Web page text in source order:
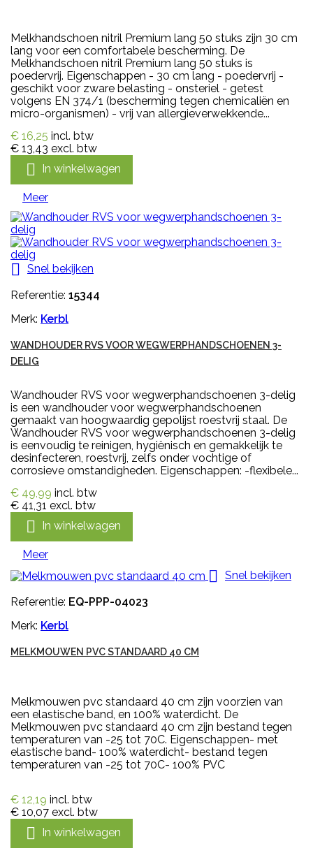
Melkhandschoen nitril Premium lang 50 stuks zijn 30 cm
lang voor een comfortabele bescherming. De
Melkhandschoen nitril Premium lang 50 stuks is
poedervrij. Eigenschappen - 30 cm lang - poedervrij -
geschikt voor zware belasting - onsteriel - getest
volgens EN 374/1 (bescherming tegen chemicaliën en
micro-organismen) - vrij van allergieverwekkende...
€ 16,25 incl. btw
€ 13,43 excl. btw
 In winkelwagen
Meer
 Snel bekijken
Referentie: 15344
Merk: Kerbl
WANDHOUDER RVS VOOR WEGWERPHANDSCHOENEN 3-
DELIG
Wandhouder RVS voor wegwerphandschoenen 3-delig
is een wandhouder voor wegwerphandschoenen
gemaakt van hoogwaardig gepolijst roestvrij staal. De
Wandhouder RVS voor wegwerphandschoenen 3-delig
is eenvoudig te reinigen, hygiënisch en gemakkelijk te
desinfecteren, roestvrij, zelfs onder vochtige of
corrosieve omstandigheden. Eigenschappen: -flexibele...
€ 49,99 incl. btw
€ 41,31 excl. btw
 In winkelwagen
Meer
 Snel bekijken
Referentie: EQ-PPP-04023
Merk: Kerbl
MELKMOUWEN PVC STANDAARD 40 CM
Melkmouwen pvc standaard 40 cm zijn voorzien van
een elastische band, en 100% waterdicht. De
Melkmouwen pvc standaard 40 cm zijn bestand tegen
temperaturen van -25 tot 70C. Eigenschappen- met
elastische band- 100% waterdicht- bestand tegen
temperaturen van -25 tot 70C- 100% PVC
€ 12,19 incl. btw
€ 10,07 excl. btw
 In winkelwagen